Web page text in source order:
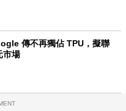
傳不再獨佔 TPU，擬聯
市場